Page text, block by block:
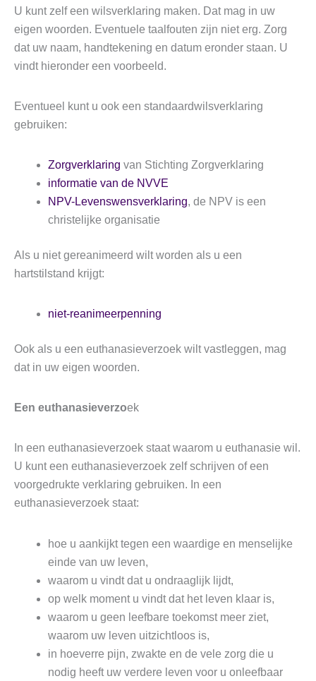
U kunt zelf een wilsverklaring maken. Dat mag in uw
eigen woorden. Eventuele taalfouten zijn niet erg. Zorg
dat uw naam, handtekening en datum eronder staan. U
vindt hieronder een voorbeeld.
Eventueel kunt u ook een standaardwilsverklaring
gebruiken:
Zorgverklaring van Stichting Zorgverklaring
informatie van de NVVE
NPV-Levenswensverklaring, de NPV is een
christelijke organisatie
Als u niet gereanimeerd wilt worden als u een
hartstilstand krijgt:
niet-reanimeerpenning
Ook als u een euthanasieverzoek wilt vastleggen, mag
dat in uw eigen woorden.
Een euthanasieverzoek
In een euthanasieverzoek staat waarom u euthanasie wil.
U kunt een euthanasieverzoek zelf schrijven of een
voorgedrukte verklaring gebruiken. In een
euthanasieverzoek staat:
hoe u aankijkt tegen een waardige en menselijke
einde van uw leven,
waarom u vindt dat u ondraaglijk lijdt,
op welk moment u vindt dat het leven klaar is,
waarom u geen leefbare toekomst meer ziet,
waarom uw leven uitzichtloos is,
in hoeverre pijn, zwakte en de vele zorg die u
nodig heeft uw verdere leven voor u onleefbaar